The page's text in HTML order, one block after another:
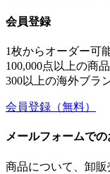
会員登録
1枚からオーダー可
100,000点以上の商
300以上の海外ブラ
会員登録 （無料）
メールフォームで
商品について、卸